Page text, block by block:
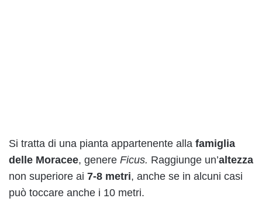
Si tratta di una pianta appartenente alla famiglia
delle Moracee, genere Ficus. Raggiunge un’altezza
non superiore ai 7-8 metri, anche se in alcuni casi
può toccare anche i 10 metri.